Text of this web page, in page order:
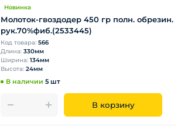
Новинка
Молоток-гвоздодер 450 гр полн. обрезин.
рук.70%фиб.(2533445)
Код товара: 566
Длина: 330мм
Ширина: 134мм
Высота: 24мм
В наличии 5 шт
В корзину